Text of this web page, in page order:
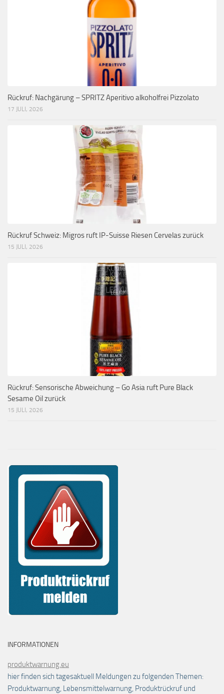
Rückruf: Nachgärung – SPRITZ Aperitivo alkoholfrei Pizzolato
17 JULI, 2026
Rückruf Schweiz: Migros ruft IP-Suisse Riesen Cervelas zurück
15 JULI, 2026
Rückruf: Sensorische Abweichung – Go Asia ruft Pure Black
Sesame Oil zurück
15 JULI, 2026
INFORMATIONEN
produktwarnung.eu
hier finden sich tagesaktuell Meldungen zu folgenden Themen:
Produktwarnung, Lebensmittelwarnung, Produktrückruf und